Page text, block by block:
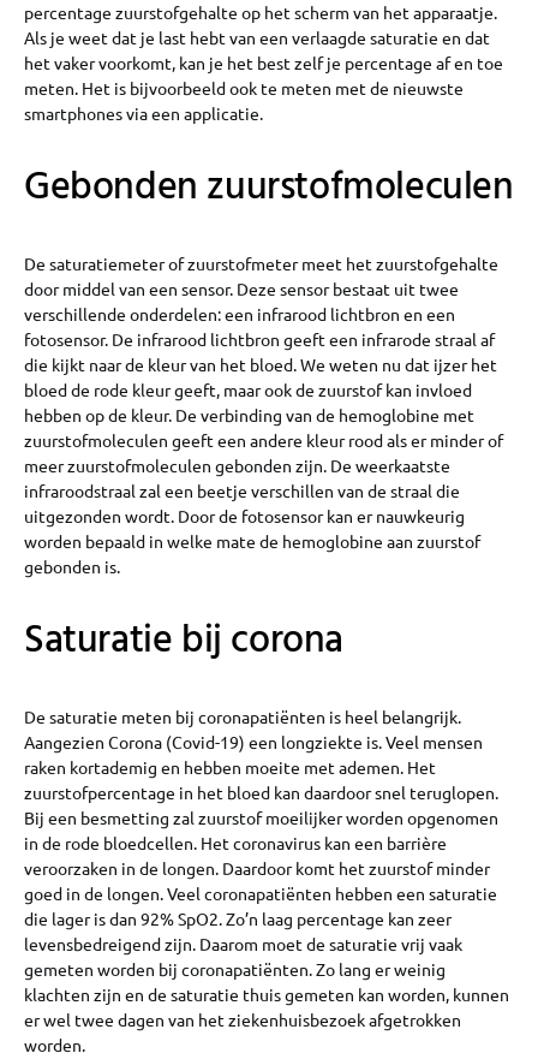
percentage zuurstofgehalte op het scherm van het apparaatje.
Als je weet dat je last hebt van een verlaagde saturatie en dat
het vaker voorkomt, kan je het best zelf je percentage af en toe
meten. Het is bijvoorbeeld ook te meten met de nieuwste
smartphones via een applicatie.
Gebonden zuurstofmoleculen
De saturatiemeter of zuurstofmeter meet het zuurstofgehalte
door middel van een sensor. Deze sensor bestaat uit twee
verschillende onderdelen: een infrarood lichtbron en een
fotosensor. De infrarood lichtbron geeft een infrarode straal af
die kijkt naar de kleur van het bloed. We weten nu dat ijzer het
bloed de rode kleur geeft, maar ook de zuurstof kan invloed
hebben op de kleur. De verbinding van de hemoglobine met
zuurstofmoleculen geeft een andere kleur rood als er minder of
meer zuurstofmoleculen gebonden zijn. De weerkaatste
infraroodstraal zal een beetje verschillen van de straal die
uitgezonden wordt. Door de fotosensor kan er nauwkeurig
worden bepaald in welke mate de hemoglobine aan zuurstof
gebonden is.
Saturatie bij corona
De saturatie meten bij coronapatiënten is heel belangrijk.
Aangezien Corona (Covid-19) een longziekte is. Veel mensen
raken kortademig en hebben moeite met ademen. Het
zuurstofpercentage in het bloed kan daardoor snel teruglopen.
Bij een besmetting zal zuurstof moeilijker worden opgenomen
in de rode bloedcellen. Het coronavirus kan een barrière
veroorzaken in de longen. Daardoor komt het zuurstof minder
goed in de longen. Veel coronapatiënten hebben een saturatie
die lager is dan 92% SpO2. Zo’n laag percentage kan zeer
levensbedreigend zijn. Daarom moet de saturatie vrij vaak
gemeten worden bij coronapatiënten. Zo lang er weinig
klachten zijn en de saturatie thuis gemeten kan worden, kunnen
er wel twee dagen van het ziekenhuisbezoek afgetrokken
worden.